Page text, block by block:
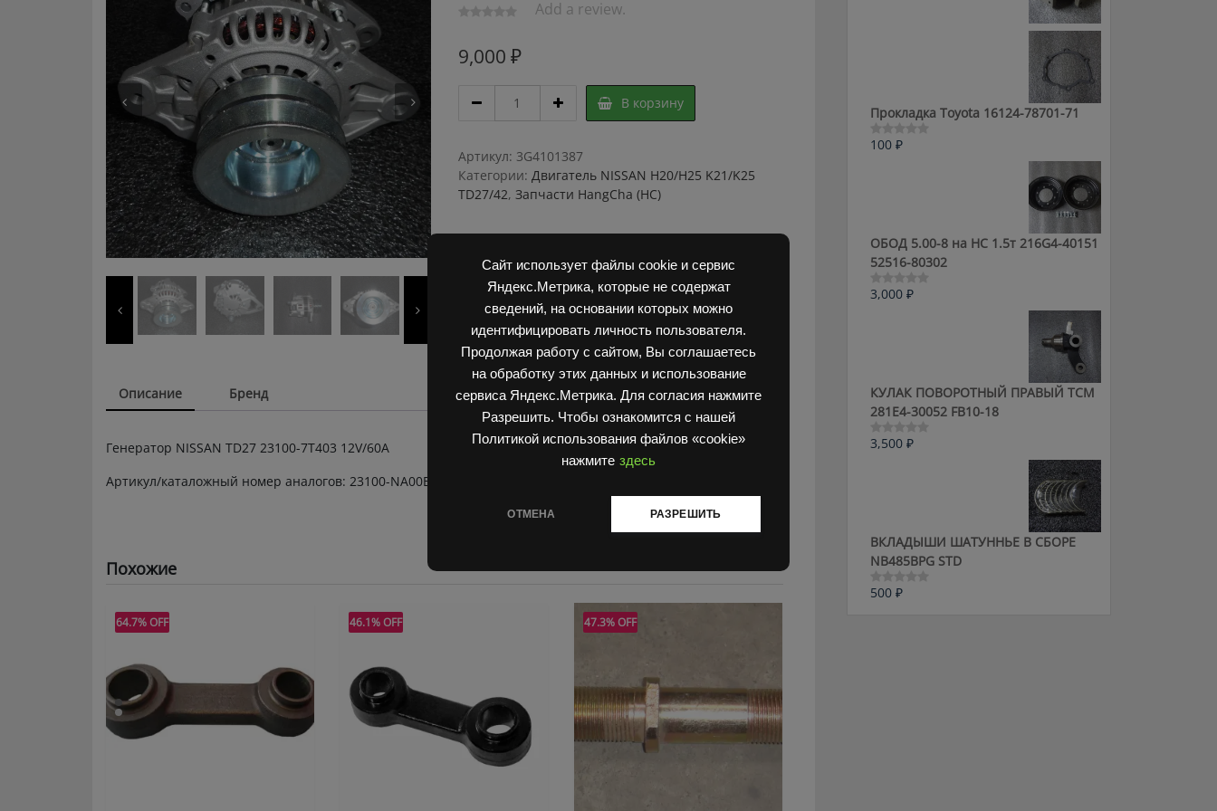
Сайт использует файлы cookie и сервис
Яндекс.Метрика, которые не содержат
сведений, на основании которых можно
идентифицировать личность пользователя.
Продолжая работу с сайтом, Вы соглашаетесь
на обработку этих данных и использование
сервиса Яндекс.Метрика. Для согласия нажмите
Разрешить. Чтобы ознакомится с нашей
Политикой использования файлов «cookie»
нажмите здесь
ОТМЕНА РАЗРЕШИТЬ
Add a review.
9,000 ₽
NISSAN
23100-
7T403
quantity
В корзину
Артикул: 3G4101387
Категории: Двигатель NISSAN H20/H25 K21/K25
TD27/42, Запчасти HangCha (HC)
Описание Бренд
Генератор NISSAN TD27 23100-7T403 12V/60A
Артикул/каталожный номер аналогов: 23100-NA00B 23100-7T40A 23100-L2915
Похожие
64.7% OFF 46.1% OFF 47.3% OFF
Прокладка Toyota 16124-78701-71
Оценка
100 ₽
ОБОД 5.00-8 на HC 1.5т 216G4-40151
52516-80302
Оценка
3,000 ₽
КУЛАК ПОВОРОТНЫЙ ПРАВЫЙ ТСМ
281E4-30052 FB10-18
Оценка
3,500 ₽
ВКЛАДЫШИ ШАТУННЬЕ В СБОРЕ
NB485BPG STD
Оценка
500 ₽